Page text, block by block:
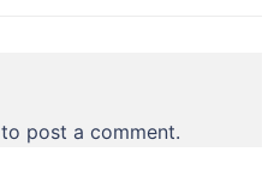
to post a comment.